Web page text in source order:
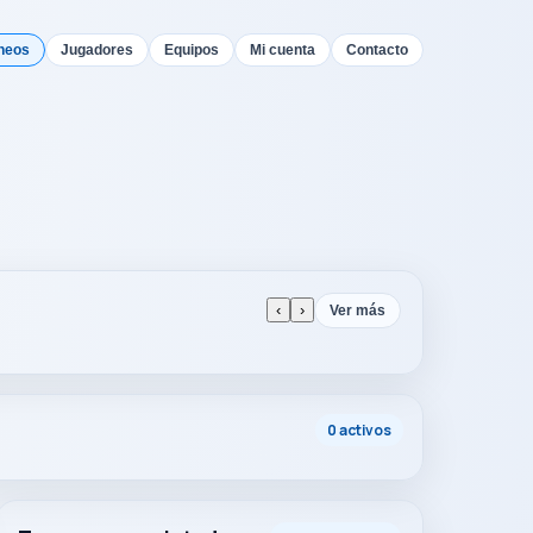
Jugadores Equipos Mi cuenta Contacto
‹ › Ver más
0 activos